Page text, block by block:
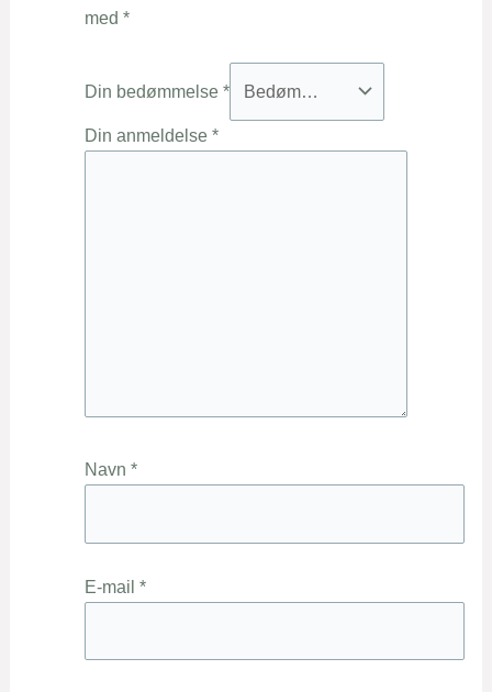
med *
Din bedømmelse *
Din anmeldelse *
Navn *
E-mail *